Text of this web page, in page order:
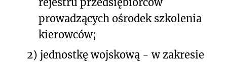
prowadzących ośrodek szkolenia
kierowców;
2) jednostkę wojskową - w zakresie